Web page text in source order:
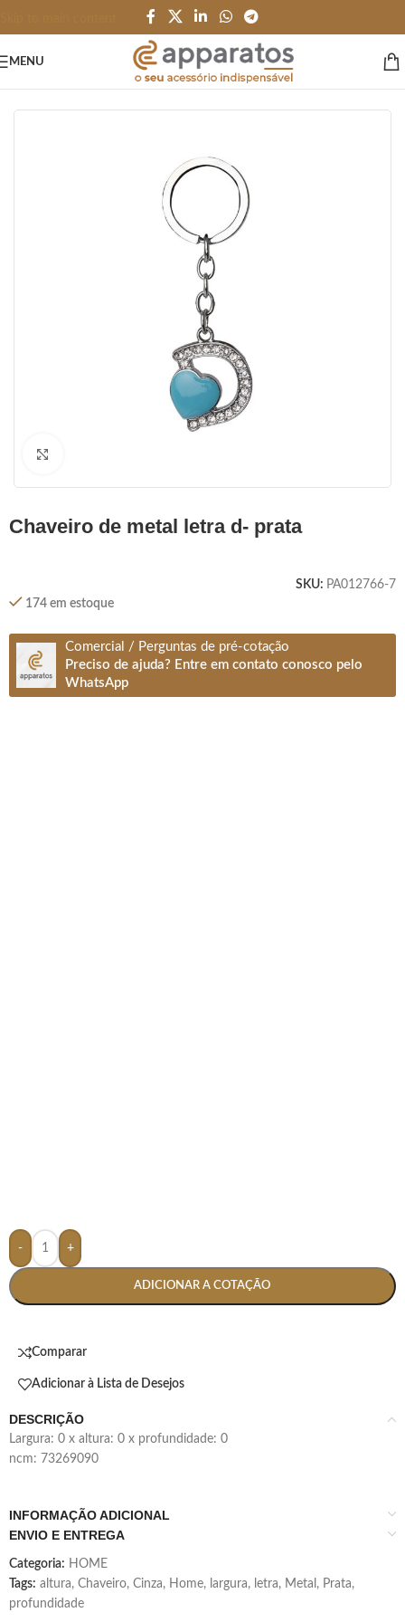
MENU
chaveiro de metal letra d- prata
SKU: PA012766-7
174 em estoque
Comercial / Perguntas de pré-cotação
Preciso de ajuda? Entre em contato conosco pelo
WhatsApp
- +
ADICIONAR A COTAÇÃO
Comparar
Adicionar à Lista de Desejos
DESCRIÇÃO
largura: 0 x altura: 0 x profundidade: 0
ncm: 73269090
INFORMAÇÃO ADICIONAL
ENVIO E ENTREGA
Categoria: HOME
Tags: altura, Chaveiro, Cinza, Home, largura, letra, Metal , Prata,
profundidade